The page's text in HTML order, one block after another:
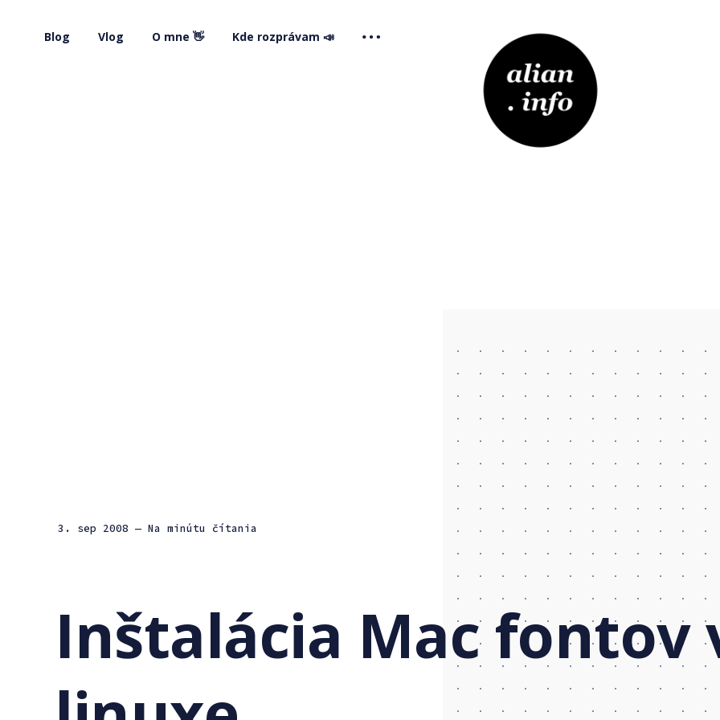
Blog Vlog O mne 👋 Kde rozprávam 📣
3. sep 2008 — Na minútu čítania
Inštalácia Mac fontov